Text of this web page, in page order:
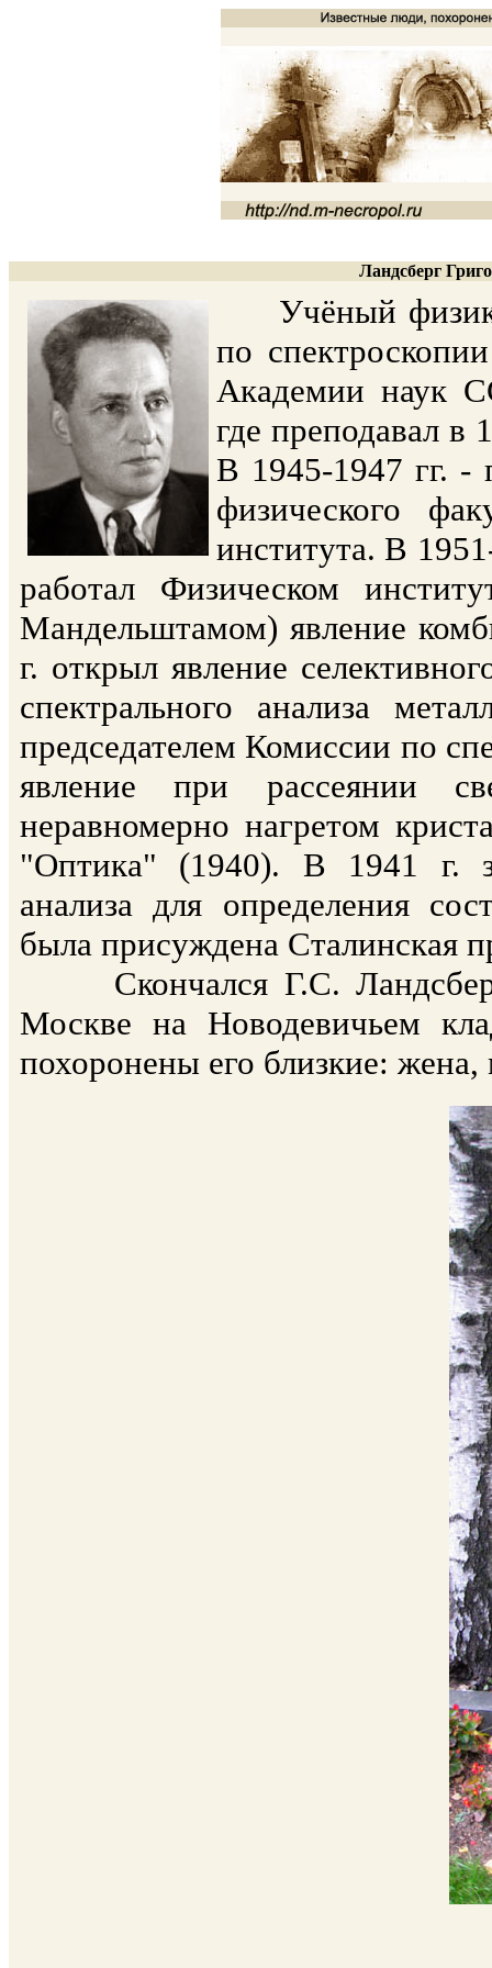
Ландсберг
Учёный физик,
по
Академии наук
где преподавал в
В 1945-1947 гг. -
физического
института. В
работал Физическом
Мандельштамом) явление
г. открыл явление
спектрального анализа
председателем Комиссии по
явление при рассеянии
неравномерно нагретом
"Оптика" (1940). В 1941 г.
анализа для определения
была присуждена Сталинская
Скончался Г.С. Ландсберг
Москве на Новодевичьем
похоронены его близкие: жена,